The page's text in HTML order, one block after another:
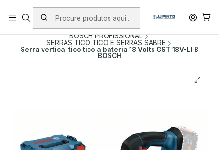
PORTES INCLUÍDOS EM ENCOMENDAS +75€ (excepto ilhas)
Início PRODUTOS
FERRAMENTAS SEM FIO
BOSCH PROFISSIONAL
SERRAS TICO TICO E SERRAS SABRE
Serra vertical tico tico a bateria 18 Volts GST 18V-LI B
BOSCH